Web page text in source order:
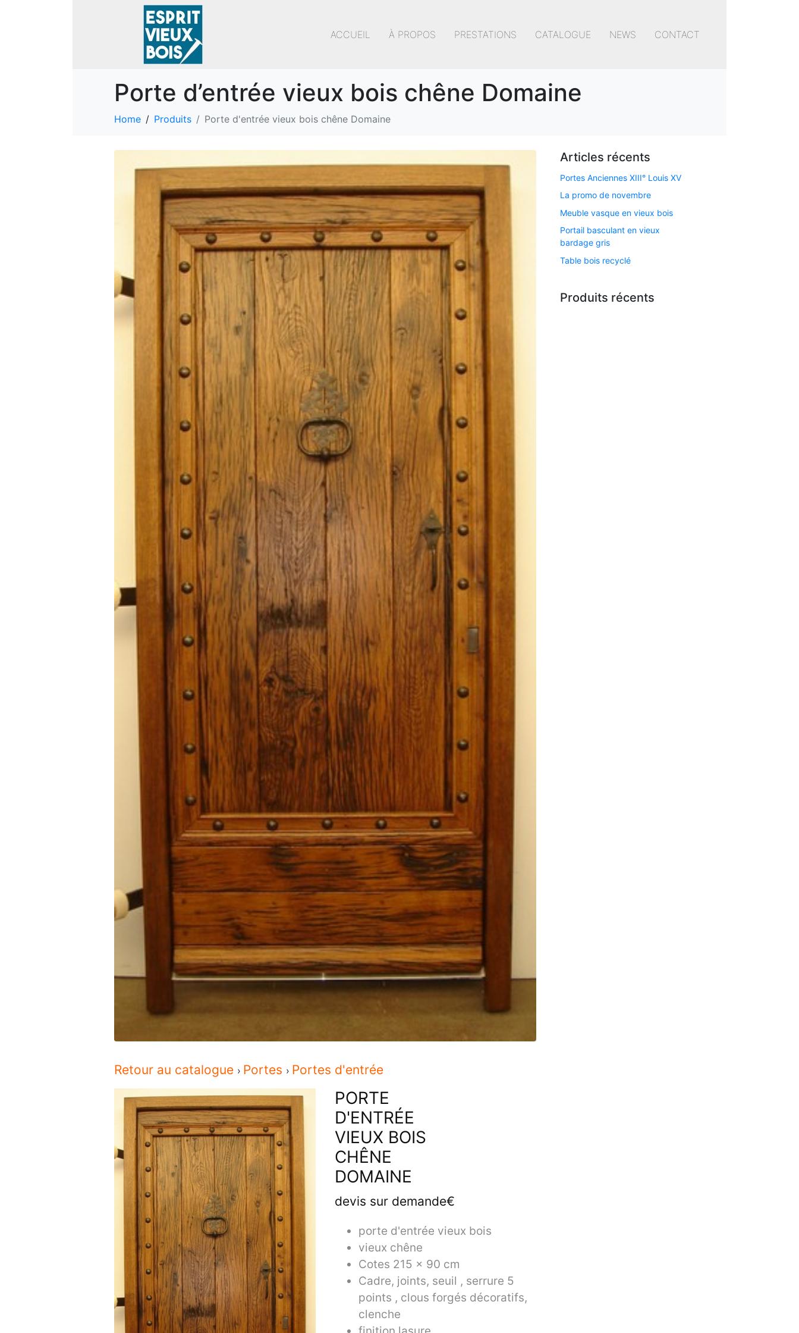
ACCUEIL À PROPOS PRESTATIONS CATALOGUE NEWS CONTACT
Porte d’entrée vieux bois chêne Domaine
Home Produits Porte d'entrée vieux bois chêne Domaine
Retour au catalogue Portes Portes d'entrée
PORTE
D'ENTRÉE
VIEUX BOIS
CHÊNE
DOMAINE
devis sur demande€
porte d'entrée vieux bois
vieux chêne
Cotes 215 x 90 cm
Cadre, joints, seuil , serrure 5
points , clous forgés décoratifs,
clenche
Articles récents
Portes Anciennes XIII° Louis XV
La promo de novembre
Meuble vasque en vieux bois
Portail basculant en vieux
bardage gris
Table bois recyclé
Produits récents